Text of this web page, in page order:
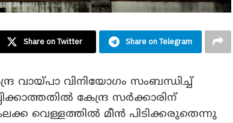
Share on Twitter Share on Telegram
വായ്പാ വിനിയോഗം സംബന്ധിച്ച്
കേന്ദ്ര സർക്കാരിന്
വെള്ളത്തിൽ മീൻ പിടിക്കരുതെന്നു